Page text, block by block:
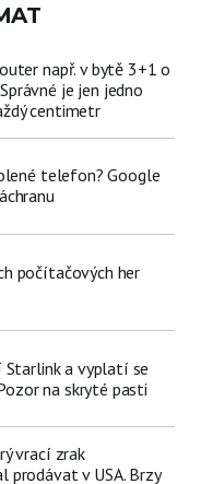
např. v bytě 3+1 o
je jen jedno
centimetr
telefon? Google
počítačových her
a vyplatí se
na skryté pasti
vrací zrak
prodávat v USA. Brzy